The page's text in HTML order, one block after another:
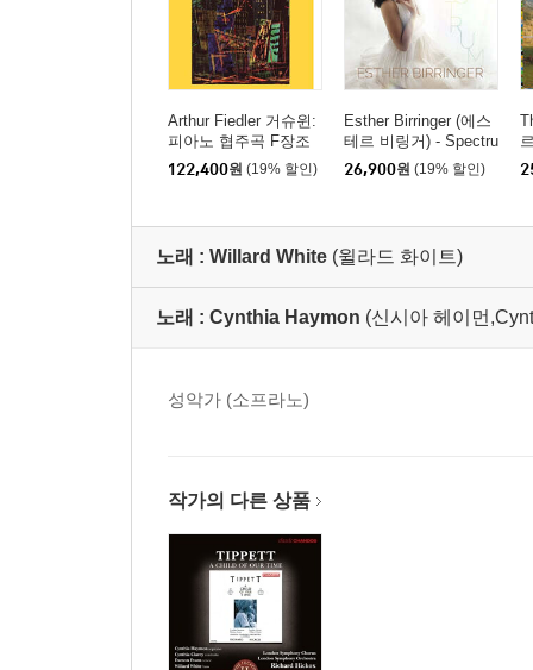
Arthur Fiedler 거슈윈:
피아노 협주곡 F장조
(Gershwin: Concerto in
F, Cuban Overture, I G
122,400원 (19% 할인)
Esther Birringer (에스
테르 비링거) - Spectru
m (스펙트럼)
26,900원 (19% 할인)
노래 : Willard White (윌라드 화이트)
노래 : Cynthia Haymon (신시아 헤이먼
성악가 (소프라노)
작가의 다른 상품